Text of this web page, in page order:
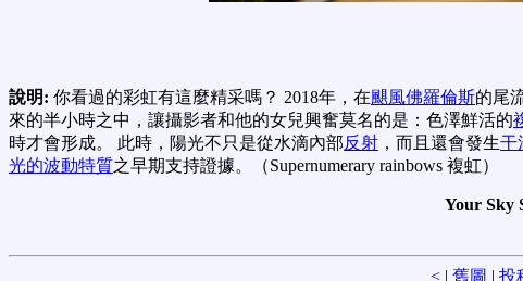
說明: 你看過的彩虹有這麼精采嗎？ 2018年，在颶風佛羅倫斯的尾
來的半小時之中，讓攝影者和他的女兒興奮莫名的是：色澤鮮活的
時才會形成。 此時，陽光不只是從水滴內部反射 ，而且還會發生干
光的波動特質之早期支持證據。（Supernumerary rainbows 複虹）
Your Sky
< | 舊圖 | 投